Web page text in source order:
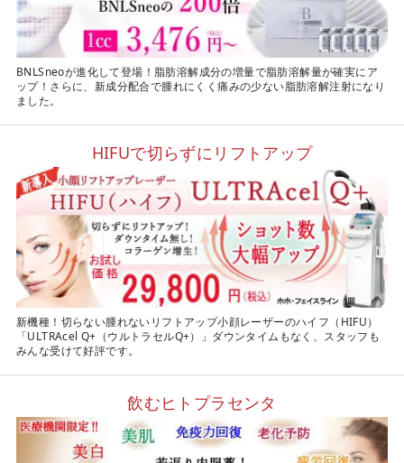
BNLSneoが進化して登場！脂肪溶解成分の増量で脂肪溶解量が確実にア
ップ！さらに、新成分配合で腫れにくく痛みの少ない脂肪溶解注射になり
ました。
HIFUで切らずにリフトアップ
新機種！切らない腫れないリフトアップ小顔レーザーのハイフ（HIFU）
「ULTRAcel Q+（ウルトラセルQ+）」ダウンタイムもなく、スタッフも
みんな受けて好評です。
飲むヒトプラセンタ